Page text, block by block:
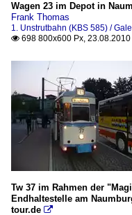
Wagen 23 im Depot in
Frank Thomas
1. Unstrutbahn (KBS 585) /
 698 800x600 Px, 23.08.2010
Tw 37 im Rahmen der
Endhaltestelle am
tour.de 